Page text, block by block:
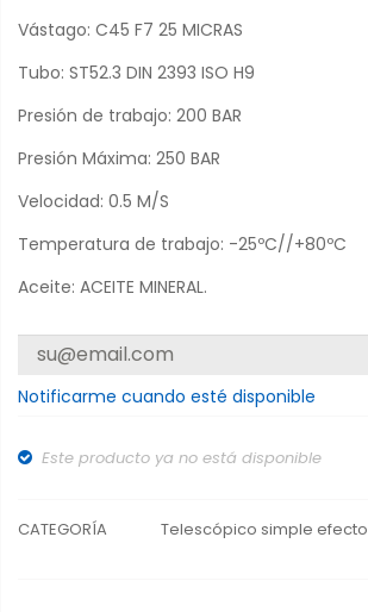
Vástago: C45 F7 25 MICRAS
Tubo: ST52.3 DIN 2393 ISO H9
Presión de trabajo: 200 BAR
Presión Máxima: 250 BAR
Velocidad: 0.5 M/S
Temperatura de trabajo: -25ºC//+80ºC
Aceite: ACEITE MINERAL.
Notificarme cuando esté disponible
Este producto ya no está disponible
CATEGORÍA Telescópico simple efecto